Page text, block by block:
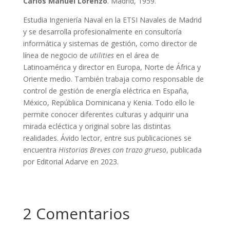
Estudia Ingeniería Naval en la ETSI Navales de Madrid
y se desarrolla profesionalmente en consultoría
informática y sistemas de gestión, como director de
línea de negocio de utilitiesen el área de
Latinoamérica y director en Europa, Norte de África y
Oriente medio. También trabaja como responsable de
control de gestión de energía eléctrica en España,
México, República Dominicana y Kenia. Todo ello le
permite conocer diferentes culturas y adquirir una
mirada ecléctica y original sobre las distintas
realidades. Ávido lector, entre sus publicaciones se
encuentra Historias Breves con trazo grueso, publicada
por Editorial Adarve en 2023.
2 Comentarios